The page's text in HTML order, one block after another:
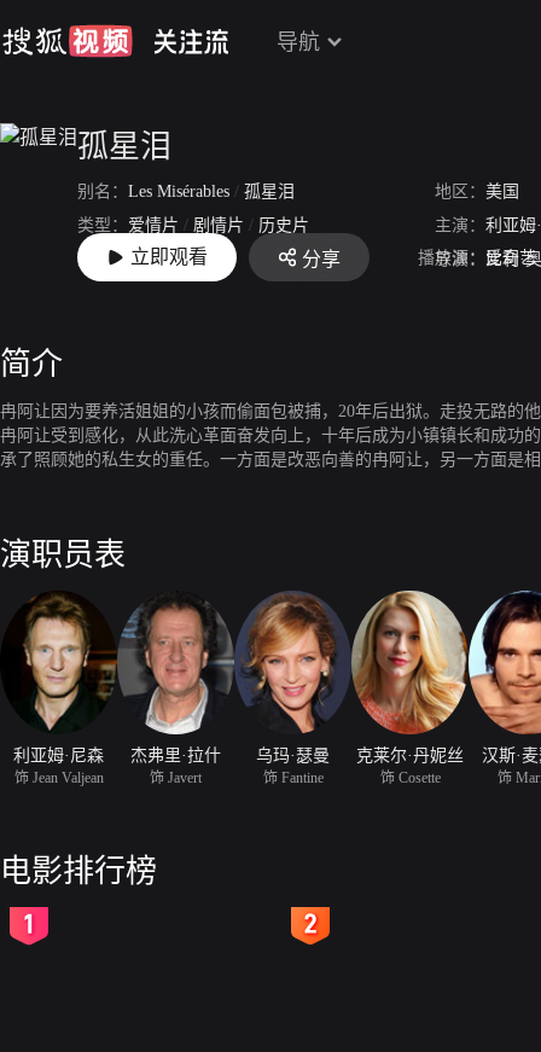
导航
孤星泪
别名： Les Misérables / 孤星泪 地区： 美国
类型： 爱情片 / 剧情片 / 历史片 主演： 利亚姆
上映： 1998-08-14 导演： 比利·
立即观看 分享 播放源： 爱奇艺
简介
冉阿让因为要养活姐姐的小孩而偷面包被捕，20年后出狱。走投无路的
冉阿让受到感化，从此洗心革面奋发向上，十年后成为小镇镇长和成功
承了照顾她的私生女的重任。一方面是改恶向善的冉阿让，另一方面是
演职员表
利亚姆·尼森
饰 Jean Valjean
杰弗里·拉什
饰 Javert
乌玛·瑟曼
饰 Fantine
克莱尔·丹妮丝
饰 Cosette
汉斯·
饰
电影排行榜